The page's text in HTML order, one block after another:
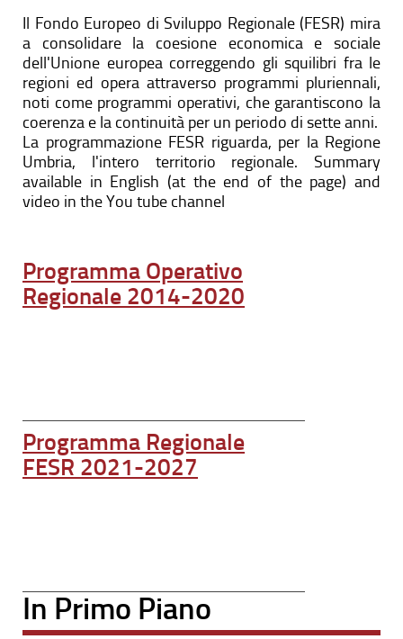
Il Fondo Europeo di Sviluppo Regionale (FESR) mira
a consolidare la coesione economica e sociale
dell'Unione europea correggendo gli squilibri fra le
regioni ed opera attraverso programmi pluriennali,
noti come programmi operativi, che garantiscono la
coerenza e la continuità per un periodo di sette anni.
La programmazione FESR riguarda, per la Regione
Umbria, l'intero territorio regionale. Summary
available in English (at the end of the page) and
video in the You tube channel
Programma Operativo
Regionale 2014-2020
Programma Regionale
FESR 2021-2027
In Primo Piano